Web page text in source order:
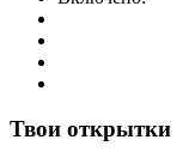
Твои открытки